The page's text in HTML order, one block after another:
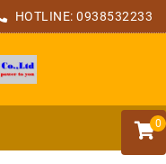
HOTLINE: 0938532233
0